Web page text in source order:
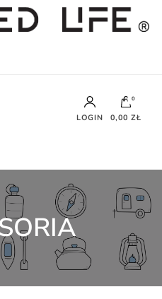
LOGIN
0
0,00 ZŁ
w koszyku.